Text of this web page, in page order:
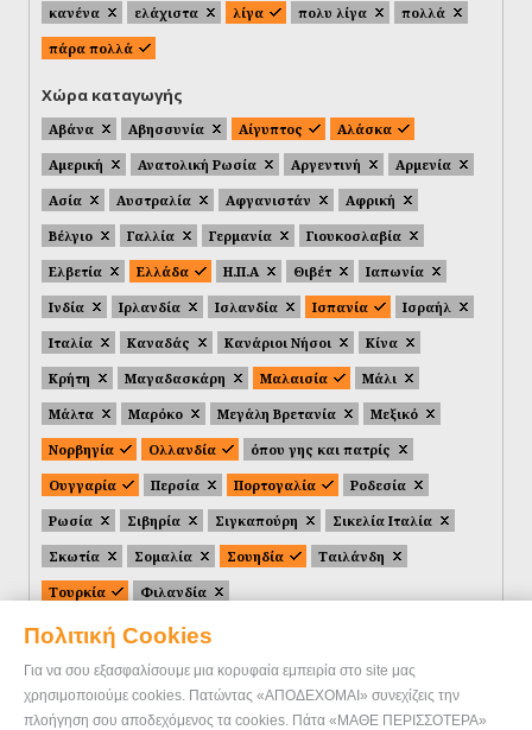
Πολιτική Cookies
Για να σου εξασφαλίσουμε μια κορυφαία εμπειρία στο site μας
χρησιμοποιούμε cookies. Πατώντας «ΑΠΟΔΕΧΟΜΑΙ» συνεχίζεις την
πλοήγηση σου αποδεχόμενος τα cookies. Πάτα «ΜΑΘΕ ΠΕΡΙΣΣΟΤΕΡΑ»
κανένα ελάχιστα λίγα πολυ λίγα
πολλά
πάρα πολλά
Χώρα καταγωγής
Αβάνα Αβησσυνία Αίγυπτος
Αλάσκα
Αμερική
Ανατολική Ρωσία Αργεντινή
Αρμενία
Ασία
Αυστραλία Αφγανιστάν
Αφρική
Βέλγιο
Γαλλία Γερμανία
Γιουκοσλαβία
Ελβετία
Ελλάδα Η.Π.Α Θιβέτ
Ιαπωνία
Ινδία
Ιρλανδία Ισλανδία Ισπανία
Ισραήλ
Ιταλία
Καναδάς Κανάριοι Νήσοι
Κίνα
Κρήτη
Μαγαδασκάρη Μαλαισία
Μάλι
Μάλτα
Μαρόκο Μεγάλη Βρετανία
Μεξικό
Νορβηγία
Ολλανδία
όπου γης και πατρίς
Ουγγαρία
Περσία Πορτογαλία
Ροδεσία
Ρωσία
Σιβηρία Σιγκαπούρη
Σικελία Ιταλία
Σκωτία
Σομαλία Σουηδία
Ταιλάνδη
Τουρκία
Φιλανδία